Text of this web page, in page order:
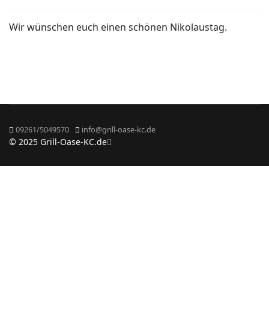
Wir wünschen euch einen schönen Nikolaustag.
09261/5049570 info@grill-oase-kc.de
© 2025 Grill-Oase-KC.de